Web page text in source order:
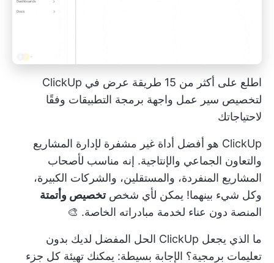
اطلع على أكثر من 15 طريقة عرض في ClickUp
لتخصيص سير عمل واجهة برمجة التطبيقات وفقًا
لاحتياجاتك
ClickUp هو أفضل أداة غير مشفرة لإدارة المشاريع
والتعاون الجماعي والإنتاجية. إنه مناسب لأصحاب
المشاريع المنفردة، والمستقلين، والشركات الكبيرة،
وكل شيء بينهما! يمكن لأي شخصتخصيص وأتمتة
المنصة دون عناء لخدمة مبادراته الخاصة. 🎨
ما الذي يجعل ClickUp الحل المفضل لديك بدون
تعليمات برمجية؟ الإجابة بسيطة: يمكنك تهيئة كل جزء